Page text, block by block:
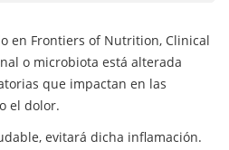
en Frontiers of Nutrition, Clinical
o microbiota está alterada
que impactan en las
el dolor.
evitará dicha inflamación.